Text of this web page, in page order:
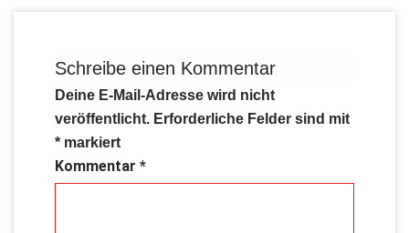
Schreibe einen Kommentar
Deine E-Mail-Adresse wird nicht
veröffentlicht. Erforderliche Felder sind mit
* markiert
Kommentar *